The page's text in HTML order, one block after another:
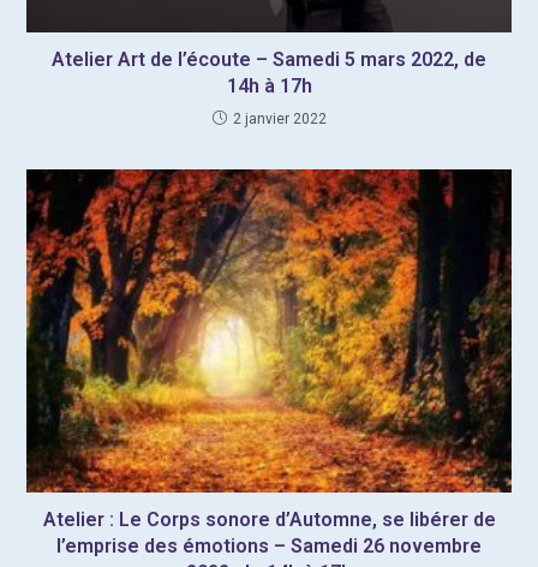
Atelier Art de l’écoute – Samedi 5 mars 2022, de
14h à 17h
2 janvier 2022
Atelier : Le Corps sonore d’Automne, se libérer de
l’emprise des émotions – Samedi 26 novembre